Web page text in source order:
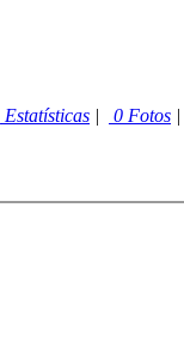
Estatísticas | 0 Fotos